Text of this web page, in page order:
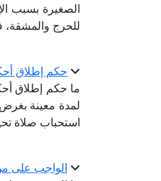
الصغيرة بسبب
للحرج
حكم إطلاق
ما حكم إطلاق
لمدة معينة
استحباب صلاة
الواجب على